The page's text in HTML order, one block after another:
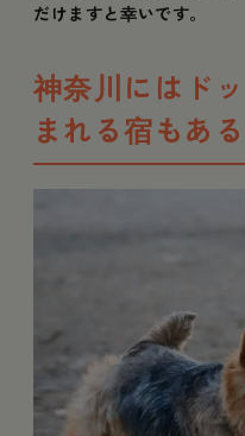
だけますと幸いです。
神奈川にはド
まれる宿もある